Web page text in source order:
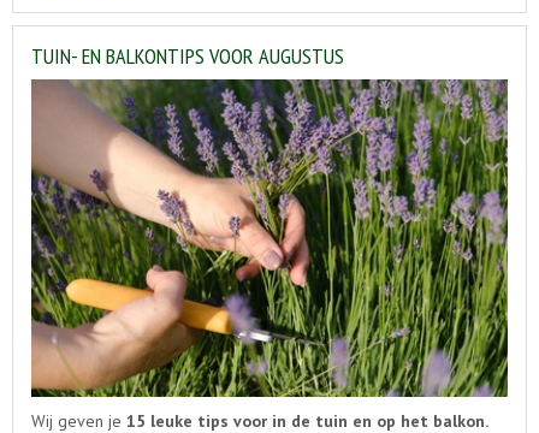
TUIN- EN BALKONTIPS VOOR AUGUSTUS
Wij geven je 15 leuke tips voor in de tuin en op het balkon.